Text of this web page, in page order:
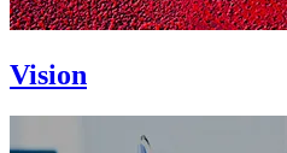
Vision